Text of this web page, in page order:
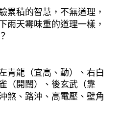
累積的智慧，不無道理，
雨天霉味重的道理一樣，
青龍（宜高、動）、右白
（開闊）、後玄武（靠
煞、路沖、高電壓、壁角